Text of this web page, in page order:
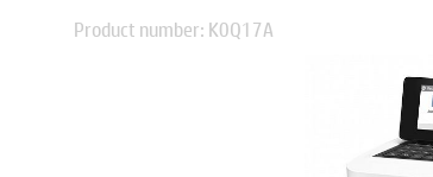
Product number: K0Q17A